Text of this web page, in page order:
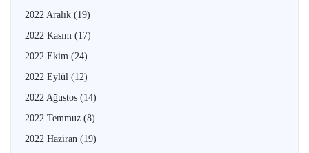
2022 Aralık (19)
2022 Kasım (17)
2022 Ekim (24)
2022 Eylül (12)
2022 Ağustos (14)
2022 Temmuz (8)
2022 Haziran (19)